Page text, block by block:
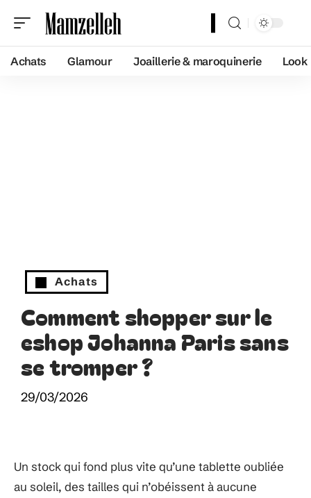
Achats Glamour Joaillerie & maroquinerie Look
Achats
Comment shopper sur le
eshop Johanna Paris sans
se tromper ?
29/03/2026
Un stock qui fond plus vite qu’une tablette oubliée
au soleil, des tailles qui n’obéissent à aucune